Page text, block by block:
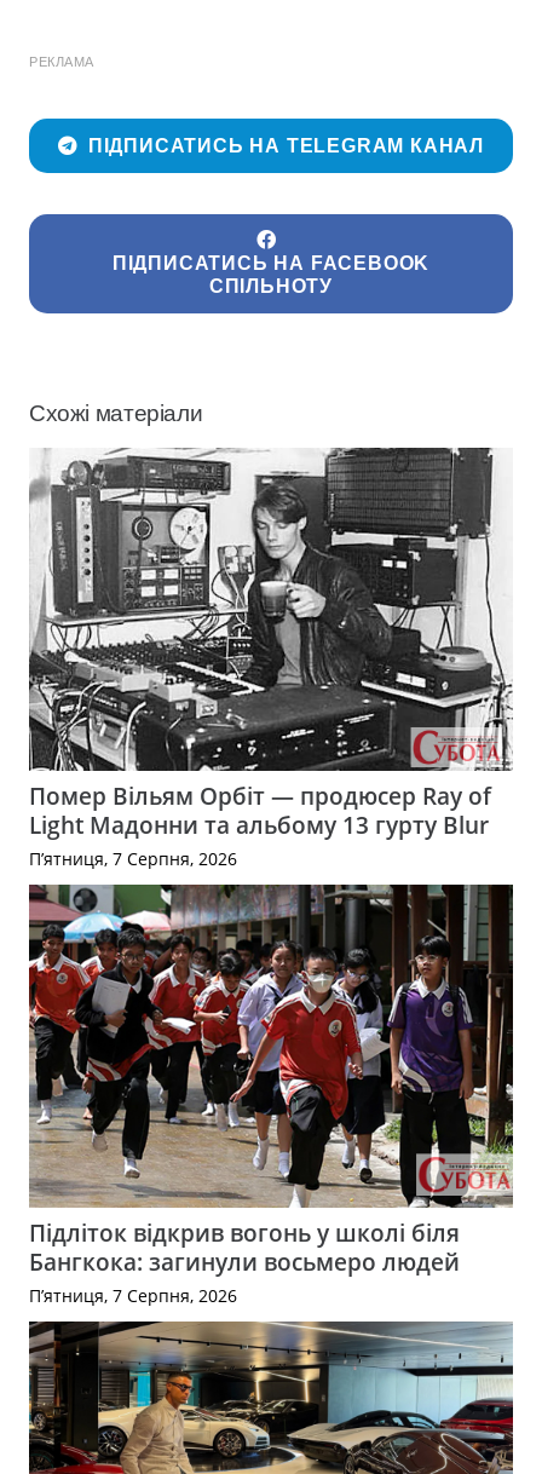
РЕКЛАМА
ПІДПИСАТИСЬ НА TELEGRAM КАНАЛ
ПІДПИСАТИСЬ НА FACEBOOK
СПІЛЬНОТУ
Схожі матеріали
Помер Вільям Орбіт — продюсер Ray of
Light Мадонни та альбому 13 гурту Blur
П’ятниця, 7 Серпня, 2026
Підліток відкрив вогонь у школі біля
Бангкока: загинули восьмеро людей
П’ятниця, 7 Серпня, 2026